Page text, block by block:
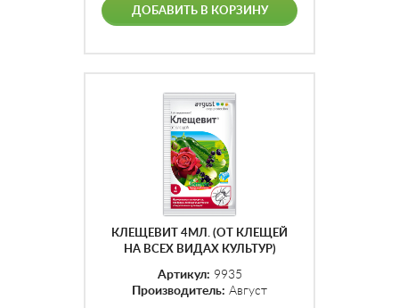
ДОБАВИТЬ В КОРЗИНУ
КЛЕЩЕВИТ 4МЛ. (ОТ КЛЕЩЕЙ
НА ВСЕХ ВИДАХ КУЛЬТУР)
Артикул: 9935
Производитель: Август